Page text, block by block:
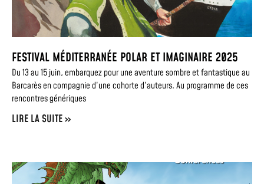
FESTIVAL MÉDITERRANÉE POLAR ET IMAGINAIRE 2025
Du 13 au 15 juin, embarquez pour une aventure sombre et fantastique au
Barcarès en compagnie d’une cohorte d’auteurs. Au programme de ces
rencontres génériques
LIRE LA SUITE »